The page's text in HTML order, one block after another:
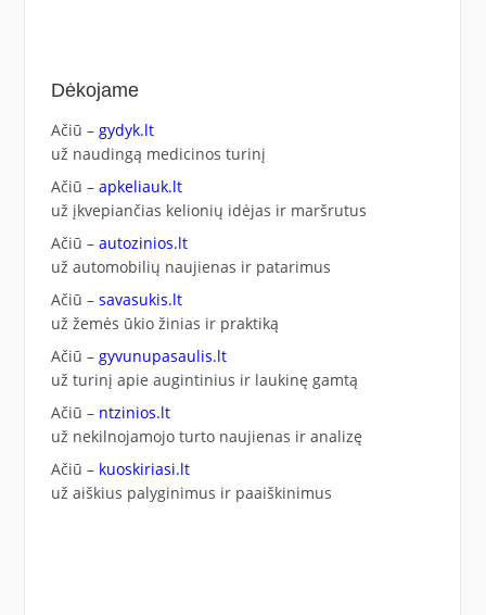
Dėkojame
Ačiū – gydyk.lt
už naudingą medicinos turinį
Ačiū – apkeliauk.lt
už įkvepiančias kelionių idėjas ir maršrutus
Ačiū – autozinios.lt
už automobilių naujienas ir patarimus
Ačiū – savasukis.lt
už žemės ūkio žinias ir praktiką
Ačiū – gyvunupasaulis.lt
už turinį apie augintinius ir laukinę gamtą
Ačiū – ntzinios.lt
už nekilnojamojo turto naujienas ir analizę
Ačiū – kuoskiriasi.lt
už aiškius palyginimus ir paaiškinimus